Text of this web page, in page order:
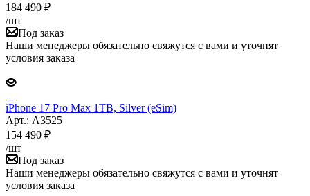
184 490 ₽
/шт
Под заказ
Наши менеджеры обязательно свяжутся с вами и уточнят
условия заказа
iPhone 17 Pro Max 1TB, Silver (eSim)
Арт.: A3525
154 490 ₽
/шт
Под заказ
Наши менеджеры обязательно свяжутся с вами и уточнят
условия заказа